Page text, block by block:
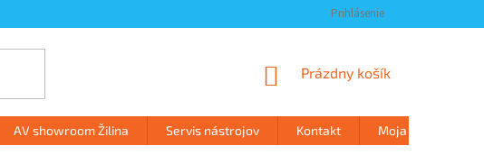
Prihlásenie
NÁKUPNÝ
Prázdny košík
AV showroom Žilina Servis nástrojov Kontakt Moja objednávka